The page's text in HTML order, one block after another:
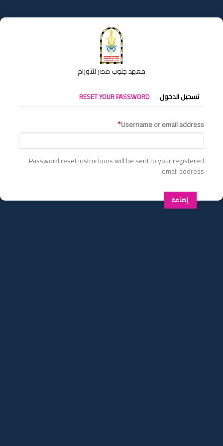
إلى
المحتوى
معهد جنوب مصر للأورام
التبويبات
الأساسية
تسجيل الدخول RESET YOUR PASSWORD
Username or email address
Password reset instructions will be sent to your registered
email address.